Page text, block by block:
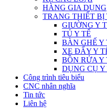
HÀNG GIA DỤNG
TRANG THIẾT BỊ
GIƯỜNG Y
TỦ Y TẾ
BÀN GHẾ Y
XE ĐẨY Y
BỒN RỬA Y
DỤNG CỤ
Công trình tiêu biểu
CNC nhân nghĩa
Tin tức
Liên hệ